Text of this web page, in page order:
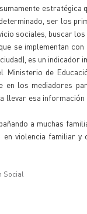
ser los
sociales, buscar
se implementan
es un indicador
de
en los mediadores
llevar esa
a muchas
violencia familiar
Social